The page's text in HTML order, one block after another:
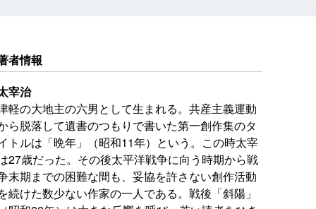
者情報
宰治
軽の大地主の六男として生まれる。共産主義運動
ら脱落して遺書のつもりで書いた第一創作集のタ
トルは「晩年」（昭和11年）という。この時太宰
27歳だった。その後太平洋戦争に向う時期から戦
末期までの困難な間も、妥協を許さない創作活動
続けた数少ない作家の一人である。戦後「斜陽」